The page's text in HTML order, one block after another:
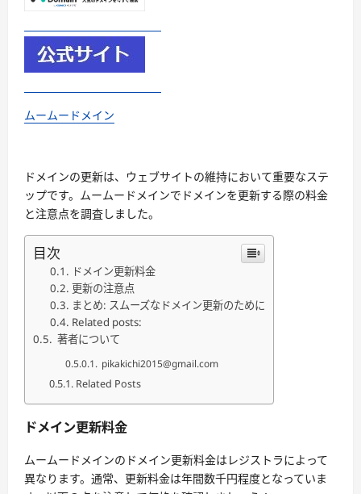
ムームードメイン
ドメインの更新は、ウェブサイトの維持において重要なステ
ップです。ムームードメインでドメインを更新する際の料金
と注意点を調査しました。
目次
ドメイン更新料金
更新の注意点
まとめ: スムーズなドメイン更新のために
Related posts:
著者について
pikakichi2015@gmail.com
Related Posts
ドメイン更新料金
ムームードメインのドメイン更新料金はレジストラによって
異なります。通常、更新料金は年間数千円程度となっていま